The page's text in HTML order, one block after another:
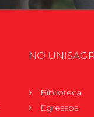
NO
Biblioteca
Egressos